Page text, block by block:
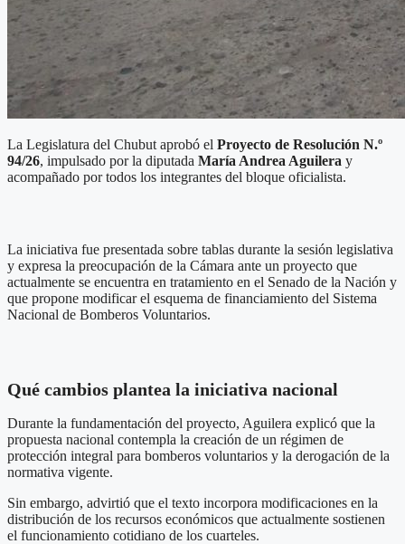
La Legislatura del Chubut aprobó el Proyecto de Resolución N.º
94/26, impulsado por la diputada María Andrea Aguilera y
acompañado por todos los integrantes del bloque oficialista.
La iniciativa fue presentada sobre tablas durante la sesión legislativa
y expresa la preocupación de la Cámara ante un proyecto que
actualmente se encuentra en tratamiento en el Senado de la Nación y
que propone modificar el esquema de financiamiento del Sistema
Nacional de Bomberos Voluntarios.
Qué cambios plantea la iniciativa nacional
Durante la fundamentación del proyecto, Aguilera explicó que la
propuesta nacional contempla la creación de un régimen de
protección integral para bomberos voluntarios y la derogación de la
normativa vigente.
Sin embargo, advirtió que el texto incorpora modificaciones en la
distribución de los recursos económicos que actualmente sostienen
el funcionamiento cotidiano de los cuarteles.